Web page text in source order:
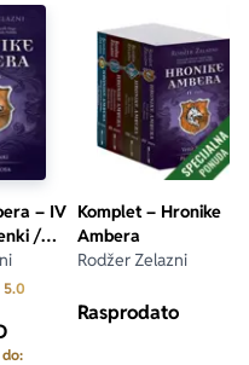
– IV
/
5.0
Komplet – Hronike
Ambera
Rodžer Zelazni
Rasprodato